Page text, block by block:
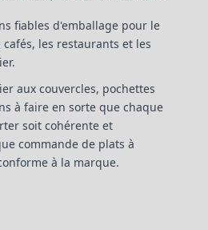
fiables d'emballage pour le
les restaurants et les
aux couvercles, pochettes
à faire en sorte que chaque
soit cohérente et
commande de plats à
à la marque.